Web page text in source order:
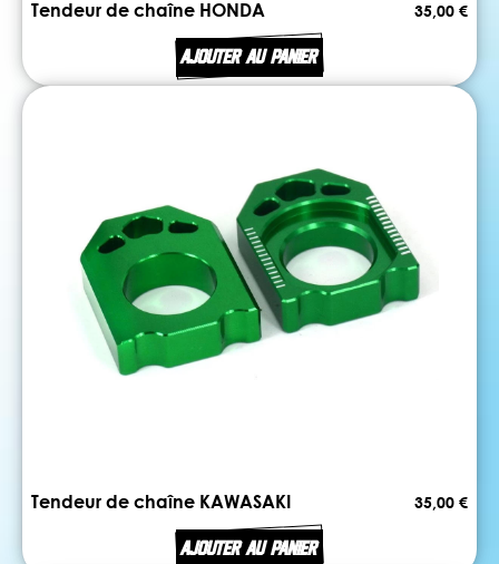
Tendeur de chaîne HONDA 35,00 €
AJOUTER AU PANIER
Tendeur de chaîne KAWASAKI 35,00 €
AJOUTER AU PANIER